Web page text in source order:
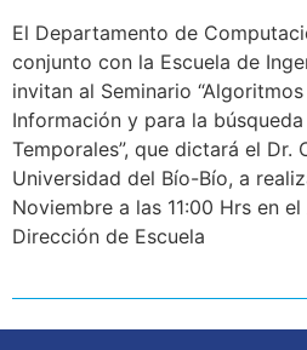
El Departamento de
conjunto con la Escuela de
invitan al Seminario
Información y para la
Temporales”, que dictará el Dr.
Universidad del Bío-Bío, a
Noviembre a las 11:00 Hrs en
Dirección de Escuela